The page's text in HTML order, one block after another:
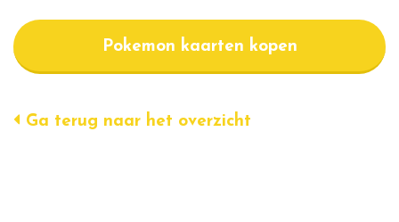
Pokemon kaarten kopen
Ga terug naar het overzicht